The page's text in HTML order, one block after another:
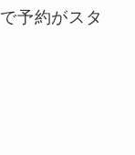
予約がスタ